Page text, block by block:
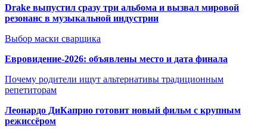
Drake выпустил сразу три альбома и вызвал мировой
резонанс в музыкальной индустрии
Выбор маски сварщика
Евровидение-2026: объявлены место и дата финала
Почему родители ищут альтернативы традиционным
репетиторам
Леонардо ДиКаприо готовит новый фильм с крупным
режиссёром